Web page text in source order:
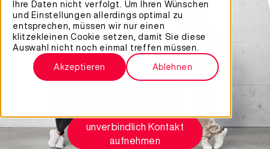
Ihre Daten nicht verfolgt. Um Ihren Wünschen
und Einstellungen allerdings optimal zu
entsprechen, müssen wir nur einen
klitzekleinen Cookie setzen, damit Sie diese
Auswahl nicht noch einmal treffen müssen.
Akzeptieren Ablehnen
unverbindlich Kontakt
aufnehmen